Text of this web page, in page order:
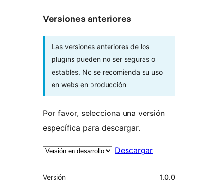
Versiones anteriores
Las versiones anteriores de los
plugins pueden no ser seguras o
estables. No se recomienda su uso
en webs en producción.
Por favor, selecciona una versión
específica para descargar.
Descargar
Meta
Versión 1.0.0